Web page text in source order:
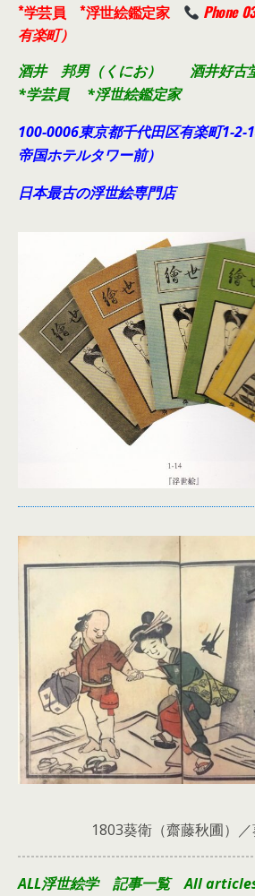
*学芸員 *浮世絵鑑定家
Phone
有楽町）
酒井 邦男（くにお） 酒井
*学芸員 *浮世絵鑑定家
100-0006東京都千代田区有楽町1-2-
帝国ホテルタワー前）
日本最古の浮世絵専門店
1803葵衛（齋藤秋圃）
ALL浮世絵学 記事一覧 All